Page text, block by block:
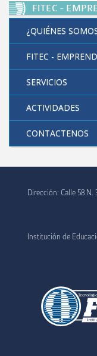
Reseña histórica
Filosofía institucional
Símbolos
Administrativos
Organos de gobierno
Sistema de gestión de
Extensión
Alianzas y convenios
Egresados
FITEC -
¿QUIÉNES
FITEC -
SERVICIOS
ACTIVIDADES
CONTACTENOS
Dirección: Calle 58 N.
Institución de